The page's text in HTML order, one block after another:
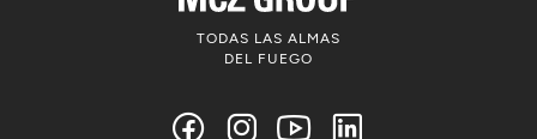
TODAS LAS ALMAS
DEL FUEGO